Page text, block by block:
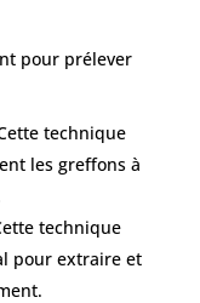
pour prélever
technique
les greffons à
technique
pour extraire et